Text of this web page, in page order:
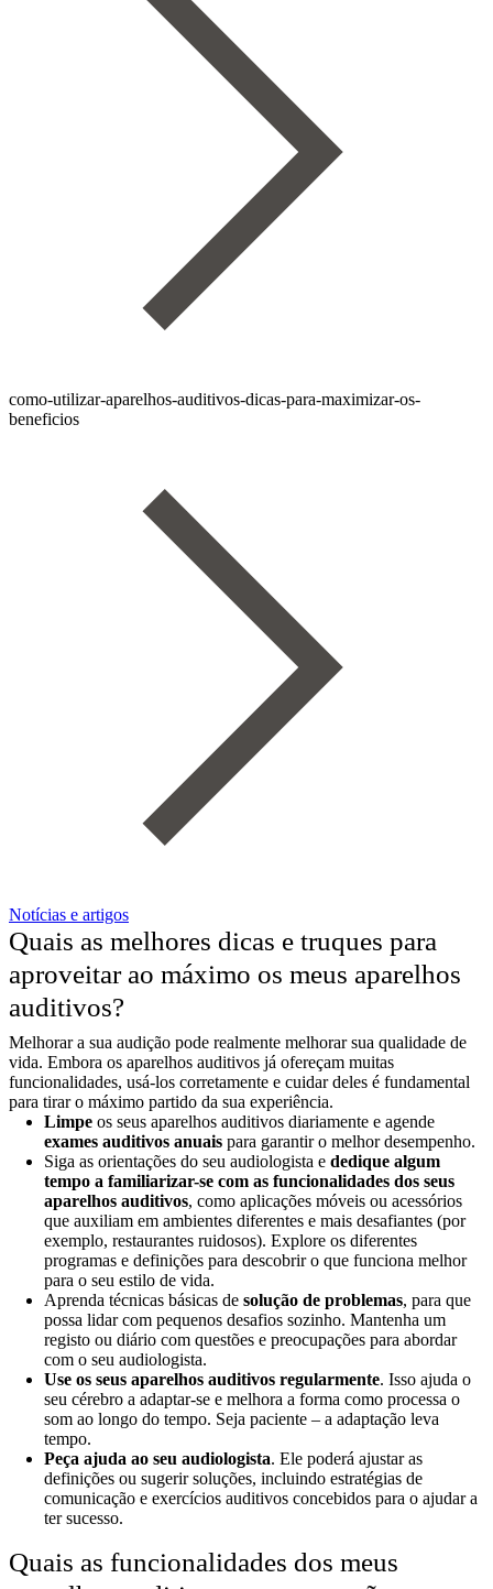
como-utilizar-aparelhos-auditivos-dicas-para-maximizar-os-
beneficios
Notícias e artigos
Quais as melhores dicas e truques para
aproveitar ao máximo os meus aparelhos
auditivos?
Melhorar a sua audição pode realmente melhorar sua qualidade de
vida. Embora os aparelhos auditivos já ofereçam muitas
funcionalidades, usá-los corretamente e cuidar deles é fundamental
para tirar o máximo partido da sua experiência.
Limpe os seus aparelhos auditivos diariamente e agende
exames auditivos anuais para garantir o melhor desempenho.
Siga as orientações do seu audiologista e dedique algum
tempo a familiarizar-se com as funcionalidades dos seus
aparelhos auditivos, como aplicações móveis ou acessórios
que auxiliam em ambientes diferentes e mais desafiantes (por
exemplo, restaurantes ruidosos). Explore os diferentes
programas e definições para descobrir o que funciona melhor
para o seu estilo de vida.
Aprenda técnicas básicas de solução de problemas, para que
possa lidar com pequenos desafios sozinho. Mantenha um
registo ou diário com questões e preocupações para abordar
com o seu audiologista.
Use os seus aparelhos auditivos regularmente. Isso ajuda o
seu cérebro a adaptar-se e melhora a forma como processa o
som ao longo do tempo. Seja paciente – a adaptação leva
tempo.
Peça ajuda ao seu audiologista. Ele poderá ajustar as
definições ou sugerir soluções, incluindo estratégias de
comunicação e exercícios auditivos concebidos para o ajudar a
ter sucesso.
Quais as funcionalidades dos meus